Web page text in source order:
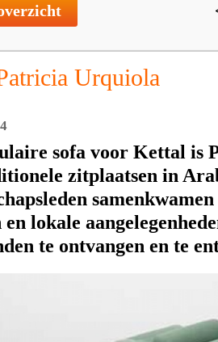
Urquiola
sofa voor Kettal is
zitplaatsen in
en lokale
te ontvangen en te